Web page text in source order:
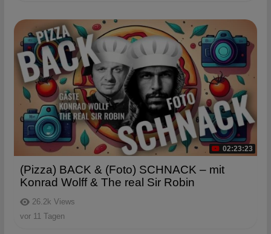
02:23:23
26.2k Views
(Pizza) BACK & (Foto) SCHNACK – mit
Konrad Wolff & The real Sir Robin
vor 11 Tagen